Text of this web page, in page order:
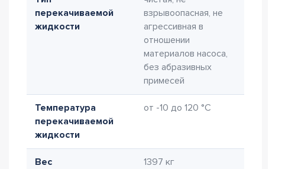
перекачиваемой
жидкости
взрывоопасная, не
агрессивная в
отношении
материалов насоса,
без абразивных
примесей
Температура
перекачиваемой
жидкости
от -10 до 120 °C
Вес 1397 кг